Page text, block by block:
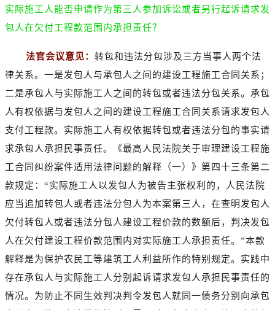
实际施工人能否申请作为第三人参加诉讼或者另行起诉请求发
包人在欠付工程款范围内承担责任？
法官会议意见： 转包和违法分包涉及三方当事人两个法
律关系。一是发包人与承包人之间的建设工程施工合同关系；
二是承包人与实际施工人之间的转包或者违法分包关系。承包
人有权依据与发包人之间的建设工程施工合同关系请求发包人
支付工程款。实际施工人有权依据转包或者违法分包的事实请
求承包人承担民事责任。《最高人民法院关于审理建设工程施
工合同纠纷案件适用法律问题的解释（一）》第四十三条第二
款规定：“实际施工人以发包人为被告主张权利的，人民法院
应当追加转包人或者违法分包人为本案第三人，在查明发包人
欠付转包人或者违法分包人建设工程价款的数额后，判决发包
人在欠付建设工程价款范围内对实际施工人承担责任。”本款
解释是为保护农民工等建筑工人利益所作的特别规定。实践中
存在承包人与实际施工人分别起诉请求发包人承担民事责任的
情况。为防止不同生效判决判令发包人就同一债务分别向承包